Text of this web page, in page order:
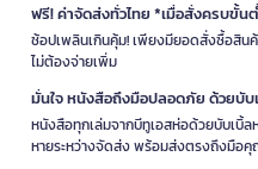
ฟรี! ค่าจัดส่งทั่วไทย *เมื่อสั่งครบขั้
ช้อปเพลินเกินคุ้ม! เพียงมียอดสั่งซื้อสิน
ไม่ต้องจ่ายเพิ่ม
มั่นใจ หนังสือถึงมือปลอดภัย ด้วยบับ
หนังสือทุกเล่มจากบีทูเอสห่อด้วยบับเบิ้
หายระหว่างจัดส่ง พร้อมส่งตรงถึงมื